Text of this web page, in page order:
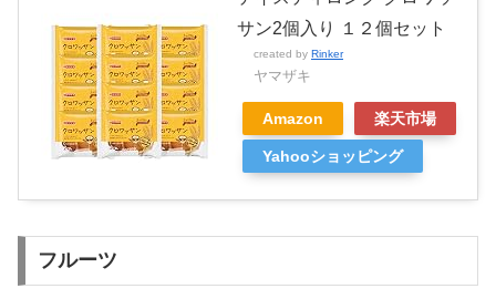
サン2個入り １２個セット
created by Rinker
ヤマザキ
Amazon 楽天市場
Yahooショッピング
フルーツ